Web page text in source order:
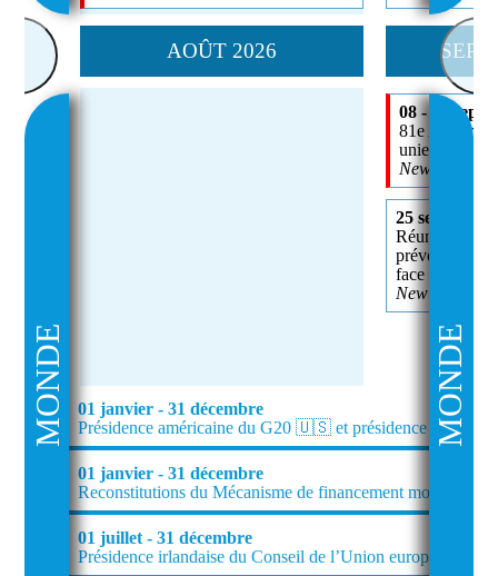
MONDE MONDE
AOÛT 2026
08 - 22
81e
unies
New York,
25 septembre
Réunion de
prévention, la
face aux
New York,
01 janvier - 31 décembre
Présidence américaine du G20 🇺🇸 et présidence
01 janvier - 31 décembre
Reconstitutions du Mécanisme de financement mondial
01 juillet - 31 décembre
Présidence irlandaise du Conseil de l’Union européenne